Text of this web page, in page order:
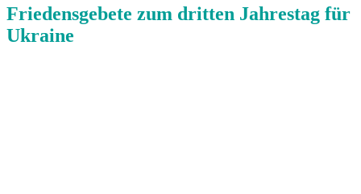
Friedensgebete zum dritten Jahrestag für
Ukraine